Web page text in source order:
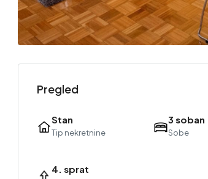
Pregled
Stan
Tip nekretnine
3 soban
Sobe
4. sprat